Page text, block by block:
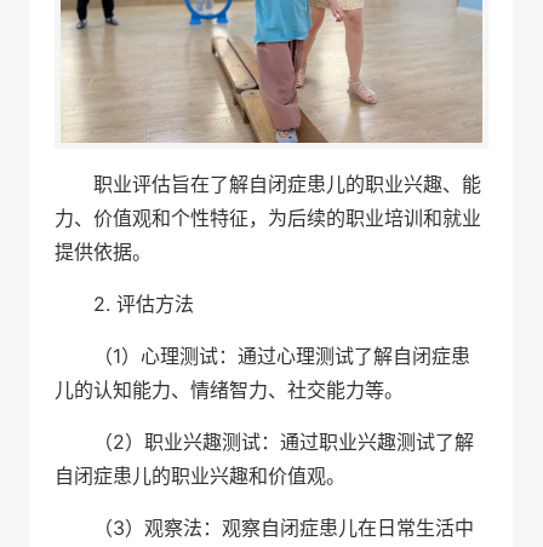
职业评估旨在了解自闭症患儿的职业兴趣、能
力、价值观和个性特征，为后续的职业培训和就业
提供依据。
2. 评估方法
（1）心理测试：通过心理测试了解自闭症患
儿的认知能力、情绪智力、社交能力等。
（2）职业兴趣测试：通过职业兴趣测试了解
自闭症患儿的职业兴趣和价值观。
（3）观察法：观察自闭症患儿在日常生活中